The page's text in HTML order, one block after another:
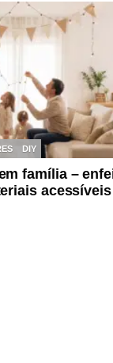
DIY
família –
acessíveis